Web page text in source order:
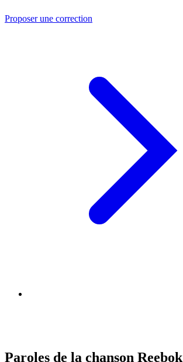
Proposer une correction
Paroles de la chanson Reebok